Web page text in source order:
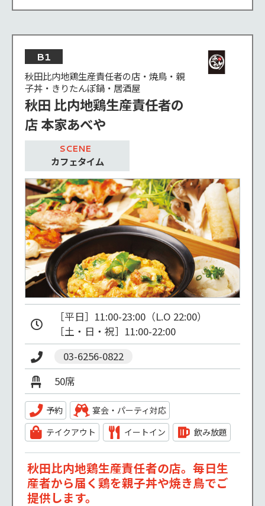
B1
秋田比内地鶏生産責任者の店・焼鳥・親
子丼・きりたんぽ鍋・居酒屋
秋田 比内地鶏生産責任者の
店 本家あべや
カフェタイム
［平日］11:00-23:00（L.O 22:00）
［土・日・祝］11:00-22:00
03-6256-0822
50席
予約
宴会・パーティ対応
テイクアウト
イートイン 飲み放題
秋田比内地鶏生産責任者の店。毎日生
産者から届く鶏を親子丼や焼き鳥でご
提供します。